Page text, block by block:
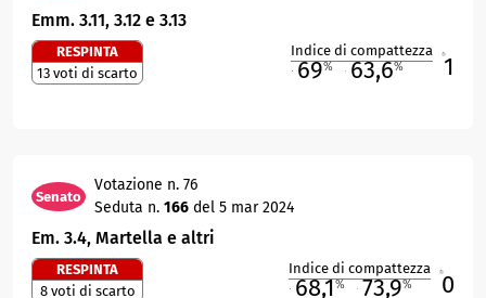
Emm. 3.11, 3.12 e 3.13
RESPINTA
13 voti di scarto
Indice di compattezza
69% 63,6% 1
Senato
Votazione n. 76
Seduta n. 166 del 5 mar 2024
Em. 3.4, Martella e altri
RESPINTA
8 voti di scarto
Indice di compattezza
68,1% 73,9% 0